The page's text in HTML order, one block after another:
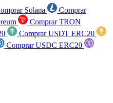
Solana
Comprar
Comprar TRON
Comprar USDT ERC20
Comprar USDC ERC20